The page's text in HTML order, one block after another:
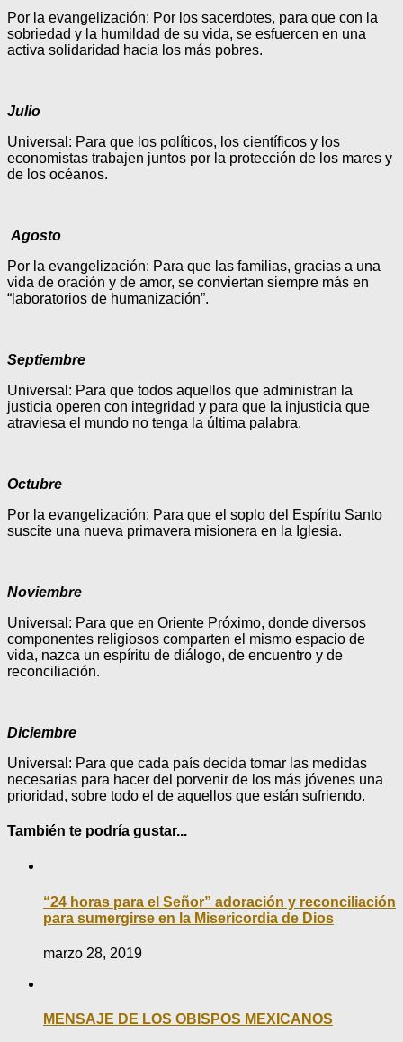
Por la evangelización: Por los sacerdotes, para que con la
sobriedad y la humildad de su vida, se esfuercen en una
activa solidaridad hacia los más pobres.
Julio
Universal: Para que los políticos, los científicos y los
economistas trabajen juntos por la protección de los mares y
de los océanos.
Agosto
Por la evangelización: Para que las familias, gracias a una
vida de oración y de amor, se conviertan siempre más en
“laboratorios de humanización”.
Septiembre
Universal: Para que todos aquellos que administran la
justicia operen con integridad y para que la injusticia que
atraviesa el mundo no tenga la última palabra.
Octubre
Por la evangelización: Para que el soplo del Espíritu Santo
suscite una nueva primavera misionera en la Iglesia.
Noviembre
Universal: Para que en Oriente Próximo, donde diversos
componentes religiosos comparten el mismo espacio de
vida, nazca un espíritu de diálogo, de encuentro y de
reconciliación.
Diciembre
Universal: Para que cada país decida tomar las medidas
necesarias para hacer del porvenir de los más jóvenes una
prioridad, sobre todo el de aquellos que están sufriendo.
También te podría gustar...
“24 horas para el Señor” adoración y reconciliación
para sumergirse en la Misericordia de Dios
marzo 28, 2019
MENSAJE DE LOS OBISPOS MEXICANOS